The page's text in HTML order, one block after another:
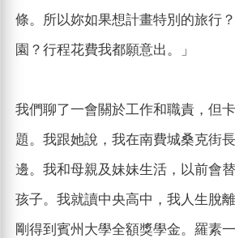
條。所以妳如果想計畫特別的旅行
園？行程花費我都願意出。」
我們聊了一會關於工作和職責，但
題。我跟她說，我在南費城桑克街
邊。我和母親及妹妹生活，以前會
孩子。我就讀中央高中，我人生脫
剛得到賓州大學全額獎學金。羅素